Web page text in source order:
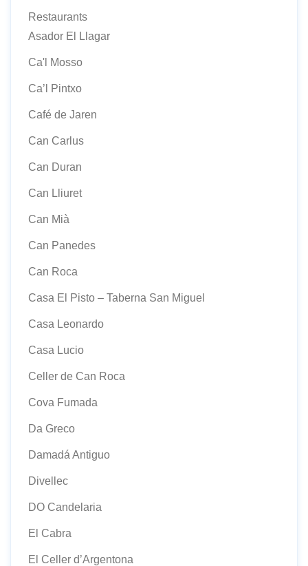
Restaurants
Asador El Llagar
Ca'l Mosso
Ca’l Pintxo
Café de Jaren
Can Carlus
Can Duran
Can Lliuret
Can Mià
Can Panedes
Can Roca
Casa El Pisto – Taberna San Miguel
Casa Leonardo
Casa Lucio
Celler de Can Roca
Cova Fumada
Da Greco
Damadá Antiguo
Divellec
DO Candelaria
El Cabra
El Celler d’Argentona